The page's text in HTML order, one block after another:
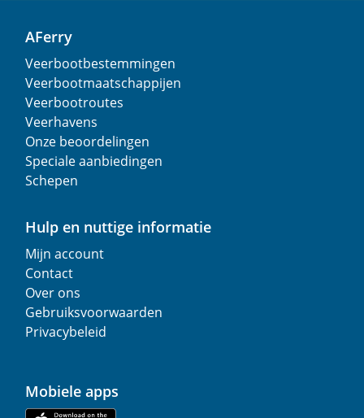
AFerry
Veerbootbestemmingen
Veerbootmaatschappijen
Veerbootroutes
Veerhavens
Onze beoordelingen
Speciale aanbiedingen
Schepen
Hulp en nuttige informatie
Mijn account
Contact
Over ons
Gebruiksvoorwaarden
Privacybeleid
Mobiele apps